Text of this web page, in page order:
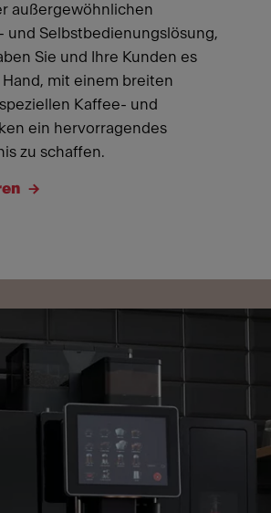
außergewöhnlichen
und Selbstbedienungslösung,
Sie und Ihre Kunden es
mit einem breiten
Kaffee- und
ein hervorragendes
zu schaffen.